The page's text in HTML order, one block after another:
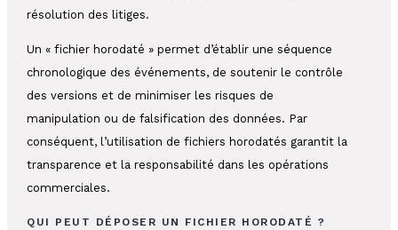
résolution des litiges.
Un « fichier horodaté » permet d’établir une séquence
chronologique des événements, de soutenir le contrôle
des versions et de minimiser les risques de
manipulation ou de falsification des données. Par
conséquent, l’utilisation de fichiers horodatés garantit la
transparence et la responsabilité dans les opérations
commerciales.
QUI PEUT DÉPOSER UN FICHIER HORODATÉ ?